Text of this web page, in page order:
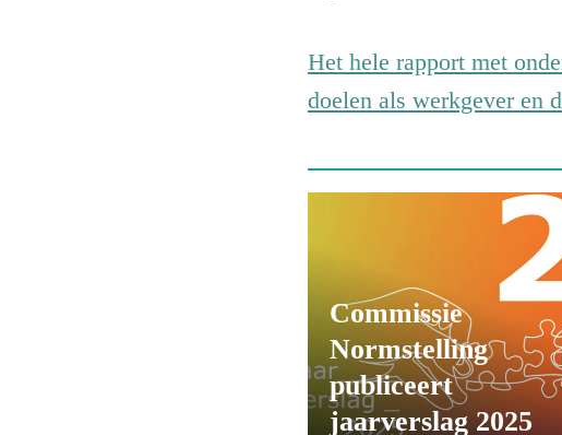
Het hele rapport met
doelen als werkgever en
Commissie
Normstelling
publiceert
jaarverslag 2025